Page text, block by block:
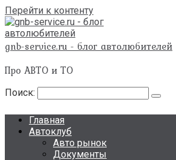
Перейти к контенту
gnb-service.ru - блог автолюбителей
Про АВТО и ТО
Поиск:
Главная
Автоклуб
Авто рынок
Документы